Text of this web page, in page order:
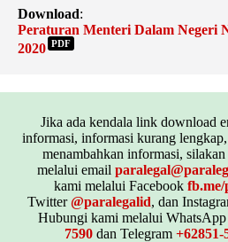
Download:
Peraturan Menteri Dalam Negeri
2020 PDF
Jika ada kendala link download
informasi, informasi kurang
menambahkan informasi,
melalui email
kami melalui Facebook fb.me/
Twitter@paralegalid, dan
Hubungi kami melalui
7590dan Telegram +62851-